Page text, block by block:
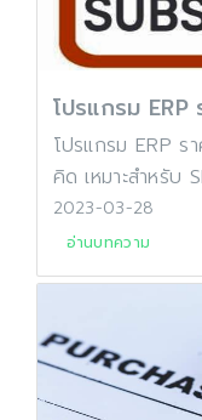
โปรแกรม
โปรแกรม ERP
คิด เหมาะสำหรับ
2023-03-28
อ่านบทความ